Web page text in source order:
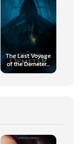
The Last Voyage
of the Demeter...